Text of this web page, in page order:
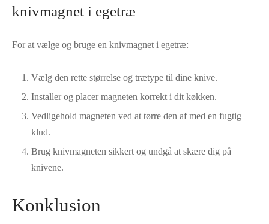
knivmagnet i egetræ
For at vælge og bruge en knivmagnet i egetræ:
Vælg den rette størrelse og trætype til dine knive.
Installer og placer magneten korrekt i dit køkken.
Vedligehold magneten ved at tørre den af med en fugtig
klud.
Brug knivmagneten sikkert og undgå at skære dig på
knivene.
Konklusion